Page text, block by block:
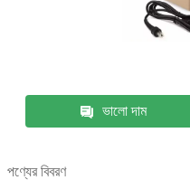
ভালো দাম
পণ্যের বিবরণ